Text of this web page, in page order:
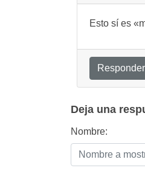
Esto sí es
Responder
Deja una
Nombre: